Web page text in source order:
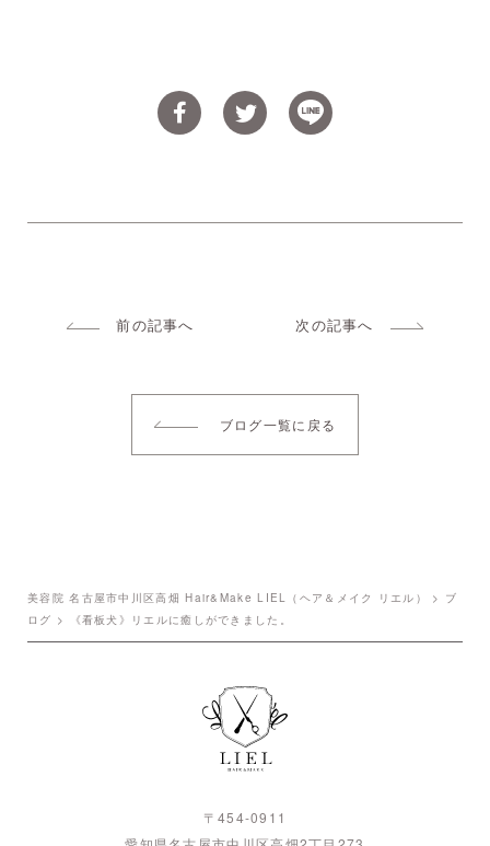
前の記事へ 次の記事へ
ブログ一覧に戻る
美容院 名古屋市中川区高畑 Hair&Make LIEL（ヘア＆メイク リエル） > ブ
ログ > 《看板犬》リエルに癒しができました。
〒454-0911